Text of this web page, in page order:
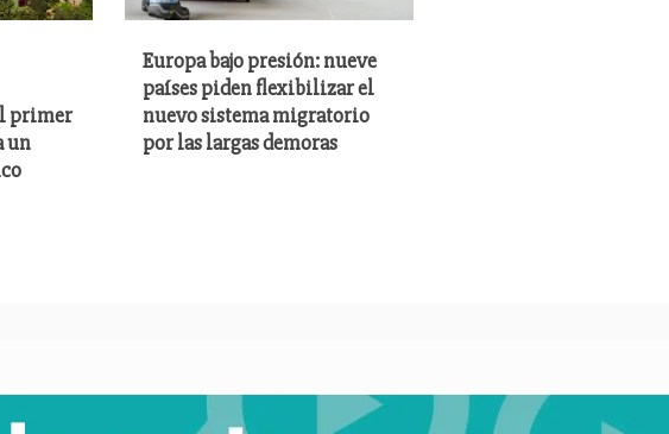
primer
un
Europa bajo presión: nueve
países piden flexibilizar el
nuevo sistema migratorio
por las largas demoras